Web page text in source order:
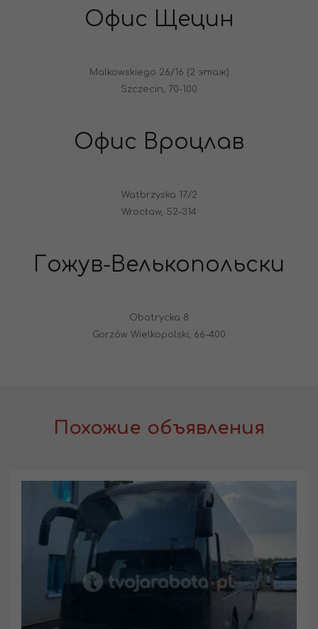
Офис Щецин
Malkowskiego 26/16 (2 этаж)
Szczecin, 70-100
Офис Вроцлав
Watbrzyska 17/2
Wrocław, 52-314
Гожув-Велькопольски
Obotrycka 8
Gorzów Wielkopolski, 66-400
Похожие объявления